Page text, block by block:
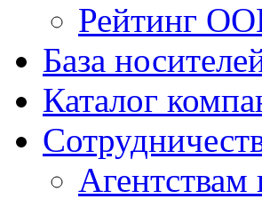
Рейтинг
База
Каталог
Агентствам